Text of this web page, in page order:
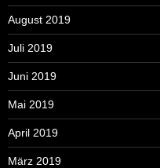
August 2019
Juli 2019
Juni 2019
Mai 2019
April 2019
März 2019